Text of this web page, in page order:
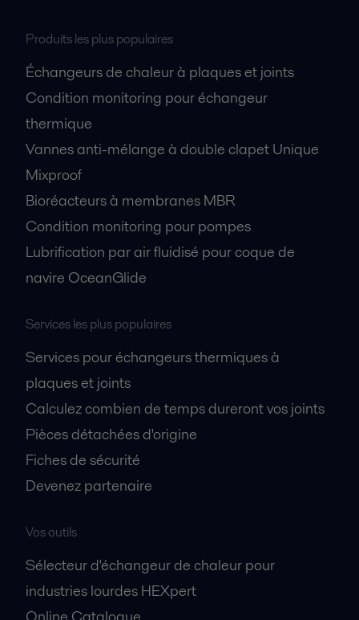
Produits les plus populaires
Échangeurs de chaleur à plaques et joints
Condition monitoring pour échangeur
thermique
Vannes anti-mélange à double clapet Unique
Mixproof
Bioréacteurs à membranes MBR
Condition monitoring pour pompes
Lubrification par air fluidisé pour coque de
navire OceanGlide
Services les plus populaires
Services pour échangeurs thermiques à
plaques et joints
Calculez combien de temps dureront vos joints
Pièces détachées d'origine
Fiches de sécurité
Devenez partenaire
Vos outils
Sélecteur d'échangeur de chaleur pour
industries lourdes HEXpert